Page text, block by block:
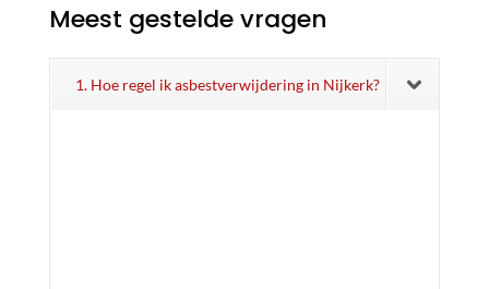
Meest gestelde vragen
1. Hoe regel ik asbestverwijdering in Nijkerk?